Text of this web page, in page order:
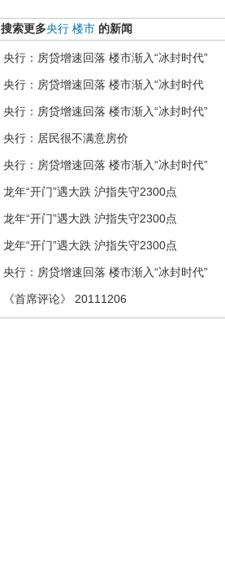
搜索更多央行 楼市 的新闻
央行：房贷增速回落 楼市渐入“冰封时代”
央行：房贷增速回落 楼市渐入“冰封时代
央行：房贷增速回落 楼市渐入“冰封时代”
央行：居民很不满意房价
央行：房贷增速回落 楼市渐入“冰封时代”
龙年“开门”遇大跌 沪指失守2300点
龙年“开门”遇大跌 沪指失守2300点
龙年“开门”遇大跌 沪指失守2300点
央行：房贷增速回落 楼市渐入“冰封时代”
《首席评论》 20111206